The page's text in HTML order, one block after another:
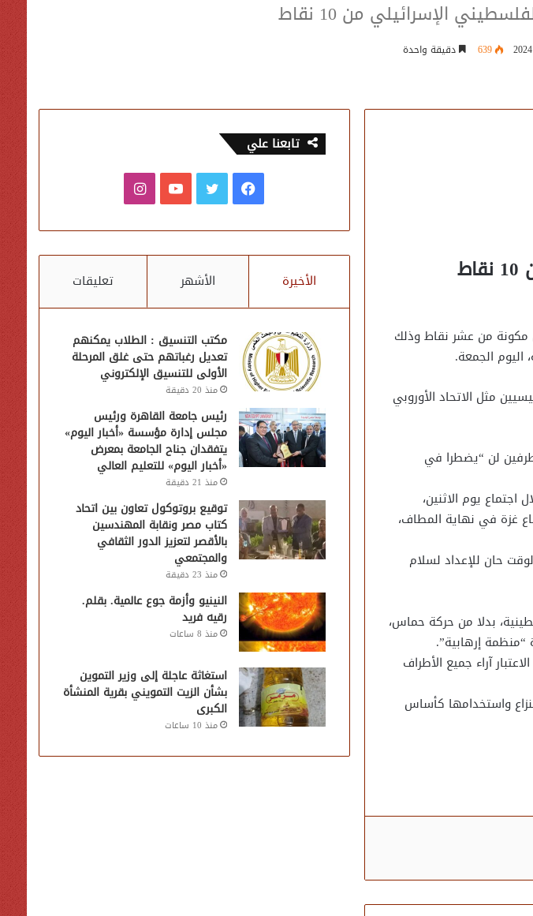
الإسرائيلي من 10 نقاط
639 دقيقة واحدة
مكونة من عشر نقاط وذلك
الجمعة.
مثل الاتحاد الأوروبي
لن “يضطرا في
اجتماع يوم الاثنين،
غزة في نهاية المطاف،
حان للإعداد لسلام
بدلا من حركة حماس،
آراء جميع الأطراف
واستخدامها كأساس
تابعنا علي
فيسبوكتويتر يوتيوبانستقرام
الأخيرة الأشهر تعليقات
مكتب التنسيق : الطلاب يمكنهم
تعديل رغباتهم حتى غلق المرحلة
الأولى للتنسيق الإلكتروني
منذ 20 دقيقة
رئيس جامعة القاهرة ورئيس
مجلس إدارة مؤسسة «أخبار اليوم»
يتفقدان جناح الجامعة بمعرض
«أخبار اليوم» للتعليم العالي
منذ 21 دقيقة
توقيع بروتوكول تعاون بين اتحاد
كتاب مصر ونقابة المهندسين
بالأقصر لتعزيز الدور الثقافي
والمجتمعي
منذ 23 دقيقة
النينيو وأزمة جوع عالمية. بقلم.
رقيه فريد
منذ 8 ساعات
استغاثة عاجلة إلى وزير التموين
بشأن الزيت التمويني بقرية المنشأة
الكبرى
منذ 10 ساعات